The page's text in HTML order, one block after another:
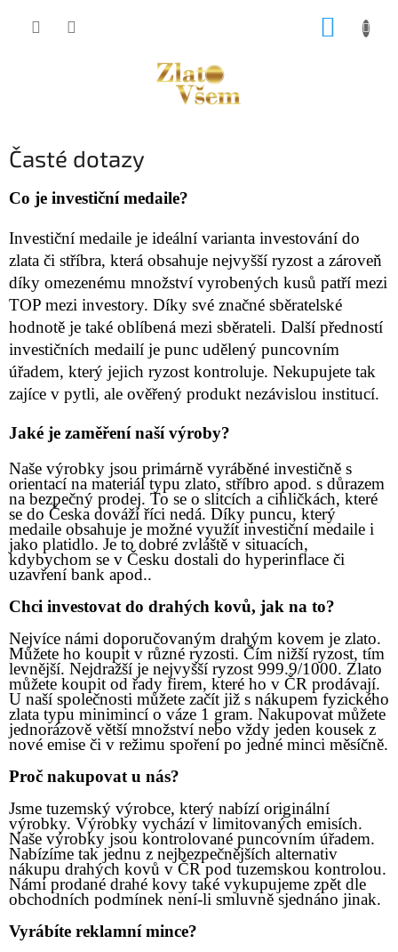
Časté dotazy
Co je investiční medaile?
Investiční medaile je ideální varianta investování do
zlata či stříbra, která obsahuje nejvyšší ryzost a zároveň
díky omezenému množství vyrobených kusů patří mezi
TOP mezi investory. Díky své značné sběratelské
hodnotě je také oblíbená mezi sběrateli. Další předností
investičních medailí je punc udělený puncovním
úřadem, který jejich ryzost kontroluje. Nekupujete tak
zajíce v pytli, ale ověřený produkt nezávislou institucí.
Jaké je zaměření naší výroby?
Naše výrobky jsou primárně vyráběné investičně s
orientací na materiál typu zlato, stříbro apod. s důrazem
na bezpečný prodej. To se o slitcích a cihličkách, které
se do Česka dováží říci nedá. Díky puncu, který
medaile obsahuje je možné využít investiční medaile i
jako platidlo. Je to dobré zvláště v situacích,
kdybychom se v Česku dostali do hyperinflace či
uzavření bank apod..
Chci investovat do drahých kovů, jak na to?
Nejvíce námi doporučovaným drahým kovem je zlato.
Můžete ho koupit v různé ryzosti. Čím nižší ryzost, tím
levnější. Nejdražší je nejvyšší ryzost 999.9/1000. Zlato
můžete koupit od řady firem, které ho v ČR prodávají.
U naší společnosti můžete začít již s nákupem fyzického
zlata typu minimincí o váze 1 gram. Nakupovat můžete
jednorázově větší množství nebo vždy jeden kousek z
nové emise či v režimu spoření po jedné minci měsíčně.
Proč nakupovat u nás?
Jsme tuzemský výrobce, který nabízí originální
výrobky. Výrobky vychází v limitovaných emisích.
Naše výrobky jsou kontrolované puncovním úřadem.
Nabízíme tak jednu z nejbezpečnějších alternativ
nákupu drahých kovů v ČR pod tuzemskou kontrolou.
Námi prodané drahé kovy také vykupujeme zpět dle
obchodních podmínek není-li smluvně sjednáno jinak.
Vyrábíte reklamní mince?